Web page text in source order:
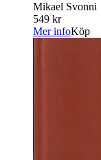
Mikael Svonni
549 kr
Mer infoKöp